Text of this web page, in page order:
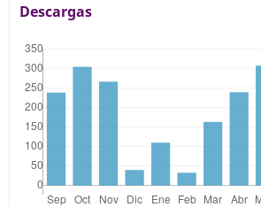
Descargas